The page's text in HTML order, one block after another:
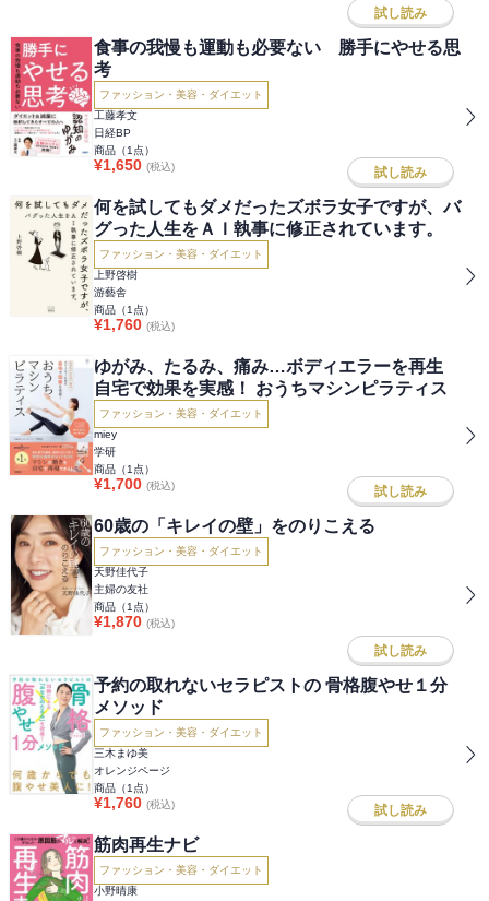
試し読み
食事の我慢も運動も必要ない 勝手にやせる思
考
ファッション・美容・ダイエット
工藤孝文
日経BP
商品（1 点）
¥1,650 (税込) 試し読み
何を試してもダメだったズボラ女子ですが、バ
グった人生をＡＩ執事に修正されています。
ファッション・美容・ダイエット
上野啓樹
游藝舎
商品（1 点）
¥1,760 (税込)
ゆがみ、たるみ、痛み…ボディエラーを再生
自宅で効果を実感！ おうちマシンピラティス
ファッション・美容・ダイエット
miey
学研
商品（1 点）
¥1,700 (税込) 試し読み
60歳の「キレイの壁」をのりこえる
ファッション・美容・ダイエット
天野佳代子
主婦の友社
商品（1 点）
¥1,870 (税込)
試し読み
予約の取れないセラピストの 骨格腹やせ１分
メソッド
ファッション・美容・ダイエット
三木まゆ美
オレンジページ
商品（1 点）
¥1,760 (税込) 試し読み
筋肉再生ナビ
ファッション・美容・ダイエット
小野晴康